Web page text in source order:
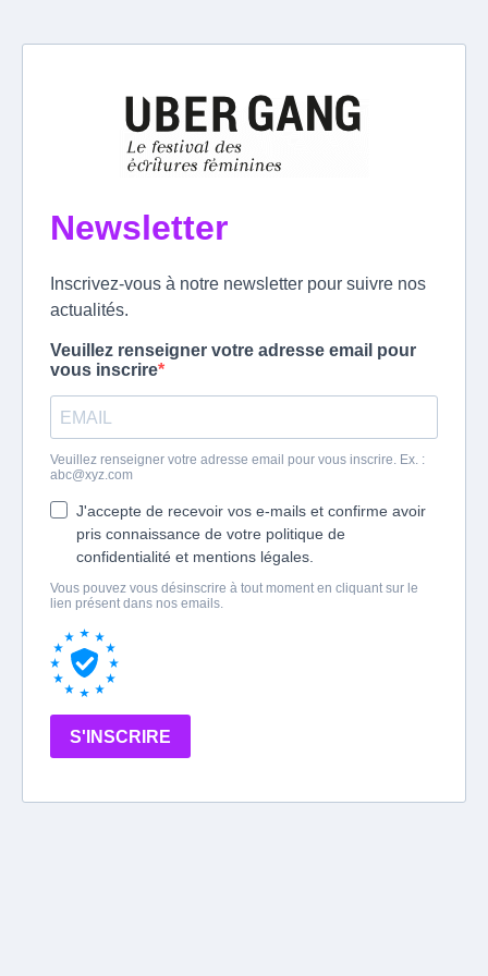
Newsletter
Inscrivez-vous à notre newsletter pour suivre nos
actualités.
Veuillez renseigner votre adresse email pour
vous inscrire
Veuillez renseigner votre adresse email pour vous inscrire. Ex. :
abc@xyz.com
J'accepte de recevoir vos e-mails et confirme avoir
pris connaissance de votre politique de
confidentialité et mentions légales.
Vous pouvez vous désinscrire à tout moment en cliquant sur le
lien présent dans nos emails.
S'INSCRIRE